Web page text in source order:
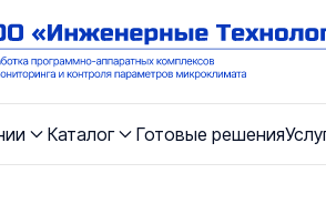
Каталог Готовые решения